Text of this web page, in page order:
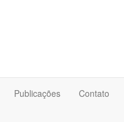
Publicações Contato